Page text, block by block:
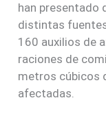
han presentado
distintas
160 auxilios de
raciones de
metros cúbicos
afectadas.